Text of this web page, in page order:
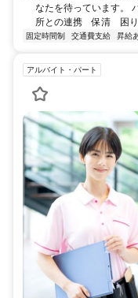
なたを待っています
所との連携 保清 困り
固定時間制 交通費支給 昇給
アルバイト・パート